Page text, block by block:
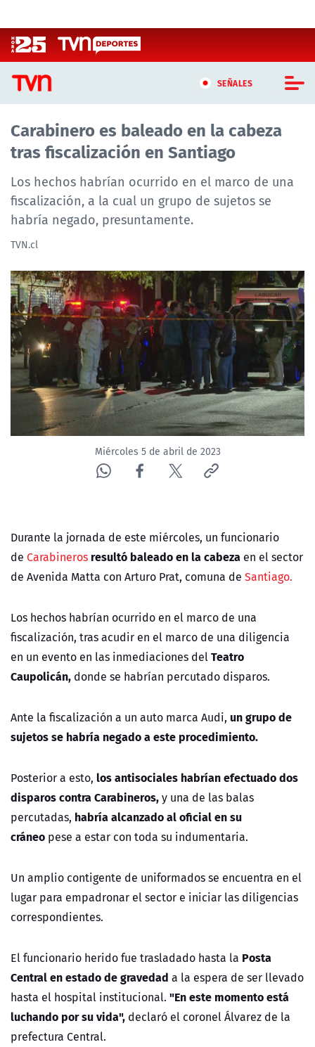
SEÑALES
CASTING MASTERCHEF CHILE
CASTING TVN VERTICAL
TVN VERTICAL
TVN PLAY
TELESERIES
NTV
ACTUALIDAD Y TENDENCIAS
CORPORATIVO Y TRANSPARENCIA
CANAL DE DENUNCIAS
ÁREA DE PROYECTOS
Carabinero es baleado en la cabeza
tras fiscalización en Santiago
Los hechos habrían ocurrido en el marco de una
fiscalización, a la cual un grupo de sujetos se
habría negado, presuntamente.
TVN.cl
Miércoles 5 de abril de 2023
Durante la jornada de este miércoles, un funcionario
de Carabineros resultó baleado en la cabeza en el sector
de Avenida Matta con Arturo Prat, comuna de Santiago.
Los hechos habrían ocurrido en el marco de una
fiscalización, tras acudir en el marco de una diligencia
en un evento en las inmediaciones delTeatro
Caupolicán, donde se habrían percutado disparos.
Ante la fiscalización a un auto marca Audi, un grupo de
sujetos se habría negado a este procedimiento.
Posterior a esto, los antisociales habrían efectuado dos
disparos contra Carabineros,y una de las balas
percutadas, habría alcanzado al oficial en su
cráneo pese a estar con toda su indumentaria.
Un amplio contigente de uniformados se encuentra en el
lugar para empadronar el sector e iniciar las diligencias
correspondientes.
El funcionario herido fue trasladado hasta la Posta
Central en estado de gravedad a la espera de ser llevado
hasta el hospital institucional. "En este momento está
luchando por su vida", declaró el coronel Álvarez de la
prefectura Central.